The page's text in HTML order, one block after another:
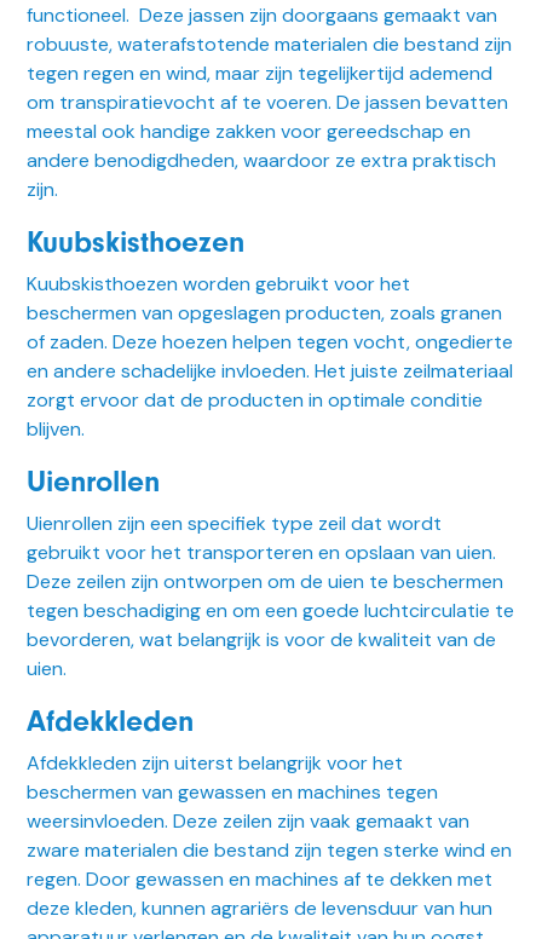
functioneel. Deze jassen zijn doorgaans gemaakt van
robuuste, waterafstotende materialen die bestand zijn
tegen regen en wind, maar zijn tegelijkertijd ademend
om transpiratievocht af te voeren. De jassen bevatten
meestal ook handige zakken voor gereedschap en
andere benodigdheden, waardoor ze extra praktisch
zijn.
Kuubskisthoezen
Kuubskisthoezen worden gebruikt voor het
beschermen van opgeslagen producten, zoals granen
of zaden. Deze hoezen helpen tegen vocht, ongedierte
en andere schadelijke invloeden. Het juiste zeilmateriaal
zorgt ervoor dat de producten in optimale conditie
blijven.
Uienrollen
Uienrollen zijn een specifiek type zeil dat wordt
gebruikt voor het transporteren en opslaan van uien.
Deze zeilen zijn ontworpen om de uien te beschermen
tegen beschadiging en om een goede luchtcirculatie te
bevorderen, wat belangrijk is voor de kwaliteit van de
uien.
Afdekkleden
Afdekkleden zijn uiterst belangrijk voor het
beschermen van gewassen en machines tegen
weersinvloeden. Deze zeilen zijn vaak gemaakt van
zware materialen die bestand zijn tegen sterke wind en
regen. Door gewassen en machines af te dekken met
deze kleden, kunnen agrariërs de levensduur van hun